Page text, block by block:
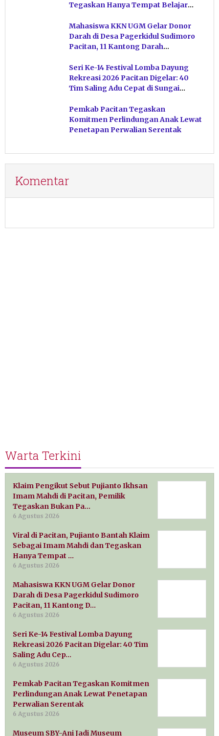
Tegaskan Hanya Tempat Belajar
Mahasiswa KKN UGM Gelar Donor
Darah di Desa Pagerkidul Sudimoro
Pacitan, 11 Kantong Darah
Seri Ke-14 Festival Lomba Dayung
Rekreasi 2026 Pacitan Digelar: 40
Tim Saling Adu Cepat di Sungai
Pemkab Pacitan Tegaskan
Komitmen Perlindungan Anak Lewat
Penetapan Perwalian Serentak
Komentar
Warta Terkini
Klaim Pengikut Sebut Pujianto Ikhsan
Imam Mahdi di Pacitan, Pemilik
Tegaskan Bukan Pa…
6 Agustus 2026
Viral di Pacitan, Pujianto Bantah Klaim
Sebagai Imam Mahdi dan Tegaskan
Hanya Tempat …
6 Agustus 2026
Mahasiswa KKN UGM Gelar Donor
Darah di Desa Pagerkidul Sudimoro
Pacitan, 11 Kantong D…
6 Agustus 2026
Seri Ke-14 Festival Lomba Dayung
Rekreasi 2026 Pacitan Digelar: 40 Tim
Saling Adu Cep…
6 Agustus 2026
Pemkab Pacitan Tegaskan Komitmen
Perlindungan Anak Lewat Penetapan
Perwalian Serentak
6 Agustus 2026
Museum SBY-Ani Jadi Museum